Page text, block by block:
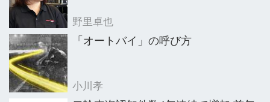
野里卓也
「オートバイ」の呼び方
小川孝